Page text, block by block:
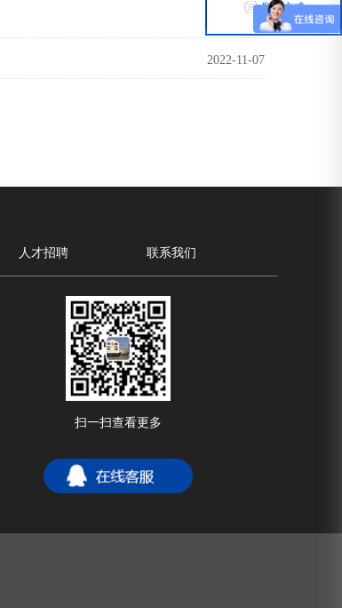
2022-11-07
2022-11-07
人才招聘 联系我们
扫一扫查看更多
联系方式